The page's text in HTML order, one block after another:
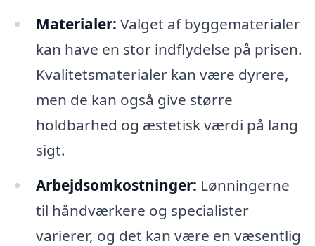
Materialer: Valget af byggematerialer
kan have en stor indflydelse på prisen.
Kvalitetsmaterialer kan være dyrere,
men de kan også give større
holdbarhed og æstetisk værdi på lang
sigt.
Arbejdsomkostninger: Lønningerne
til håndværkere og specialister
varierer, og det kan være en væsentlig